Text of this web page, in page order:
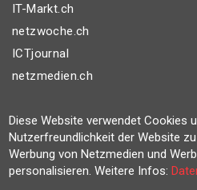
IT-Markt.ch
netzwoche.ch
ICTjournal
netzmedien.ch
© NETZMEDIEN AG 2026
Impressum
AGB
Nutzungsbestimmungen
Diese Website verwendet Cookies
Nutzerfreundlichkeit der Website
Werbung von Netzmedien und
personalisieren. Weitere Infos: